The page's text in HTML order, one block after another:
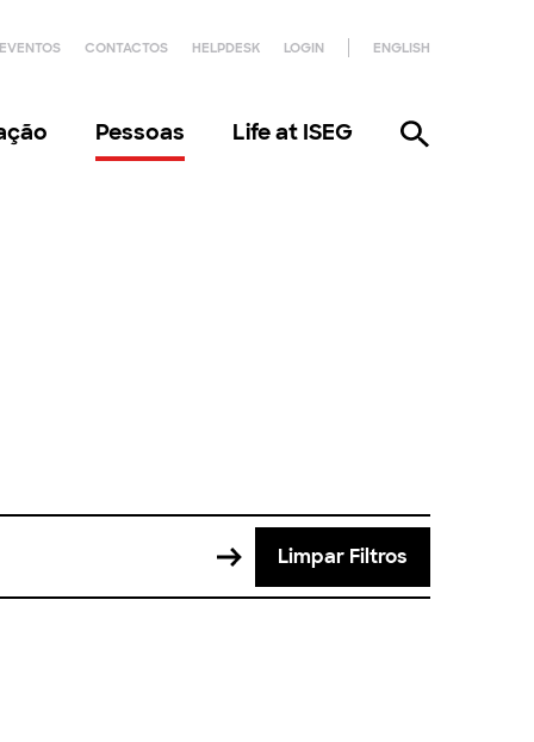
EVENTOS CONTACTOS HELPDESK LOGIN ENGLISH
Pessoas Life at ISEG
Limpar Filtros